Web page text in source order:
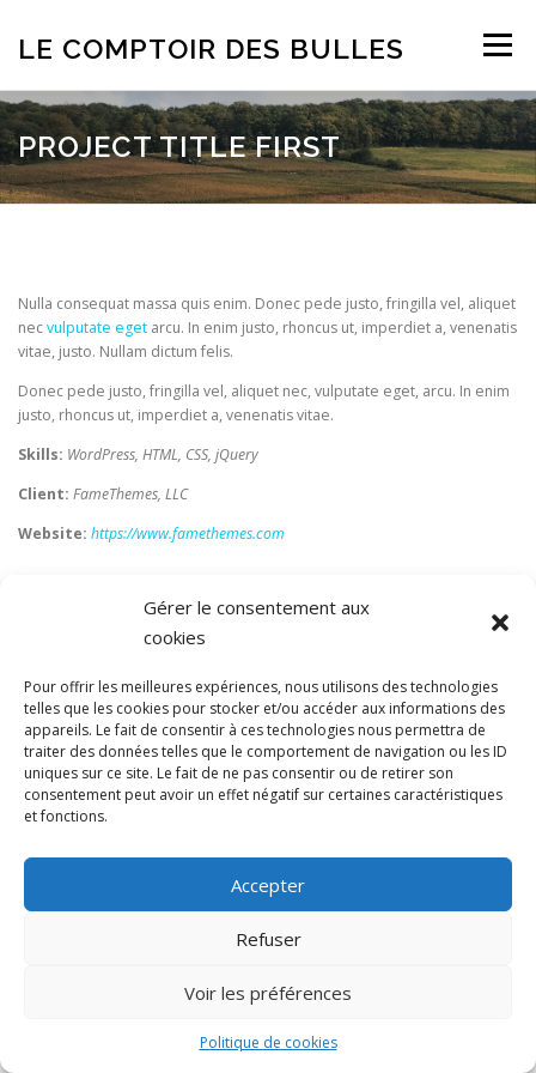
Gérer le consentement aux
cookies
Pour offrir les meilleures expériences, nous utilisons des technologies
telles que les cookies pour stocker et/ou accéder aux informations des
appareils. Le fait de consentir à ces technologies nous permettra de
traiter des données telles que le comportement de navigation ou les ID
uniques sur ce site. Le fait de ne pas consentir ou de retirer son
consentement peut avoir un effet négatif sur certaines caractéristiques
et fonctions.
Accepter
Refuser
Voir les préférences
Politique de cookies
contenu
LE COMPTOIR DES BULLES Menu
ACCUEIL NOS PARTENAIRES TARIFS
PROJECT TITLE FIRST
Nulla consequat massa quis enim. Donec pede justo, fringilla vel, aliquet
necvulputate eget arcu. In enim justo, rhoncus ut, imperdiet a, venenatis
vitae, justo. Nullam dictum felis.
Donec pede justo, fringilla vel, aliquet nec, vulputate eget, arcu. In enim
justo, rhoncus ut, imperdiet a, venenatis vitae.
Skills: WordPress, HTML, CSS, jQuery
Client: FameThemes, LLC
Website: https://www.famethemes.com
RESTEZ À JOUR
Copyright © 2025 Le Comptoir des Bulles |
Mentions légales